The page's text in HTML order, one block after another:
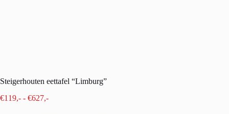
Steigerhouten eettafel “Limburg”
€119,- - €627,-Prijsklasse: